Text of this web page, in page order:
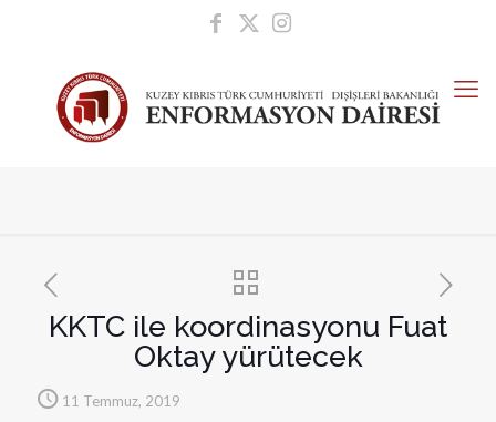
KKTC ile koordinasyonu Fuat
Oktay yürütecek
11 Temmuz, 2019